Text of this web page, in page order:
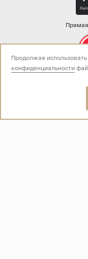
E-
Продолжая
конфиденциальности